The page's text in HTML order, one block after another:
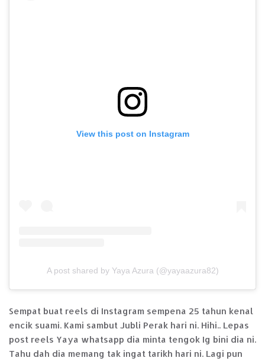
View this post on Instagram
A post shared by Yaya Azura (@yayaazura82)
Sempat buat reels di Instagram sempena 25 tahun kenal
encik suami. Kami sambut Jubli Perak hari ni. Hihi.. Lepas
post reels Yaya whatsapp dia minta tengok Ig bini dia ni.
Tahu dah dia memang tak ingat tarikh hari ni. Lagi pun